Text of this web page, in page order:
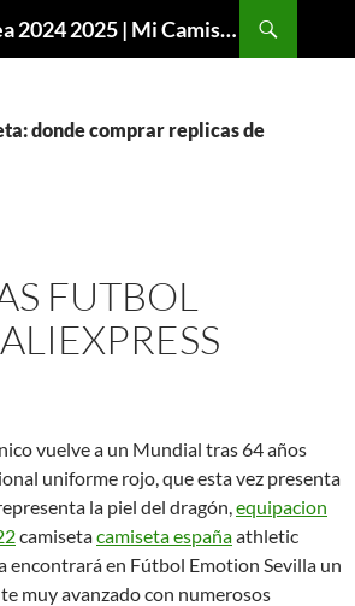
Chandal de Chelsea 2024 2025 | Mi Camiseta Futbol
donde comprar replicas de
FUTBOL
vuelve a un Mundial tras 64 años
uniforme rojo, que esta vez presenta
la piel del dragón,equipacion
camisetacamiseta españaathletic
encontrará en Fútbol Emotion Sevilla un
muy avanzado con numerosos